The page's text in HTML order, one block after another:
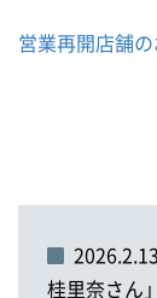
営業再開店舗
桂里奈さん